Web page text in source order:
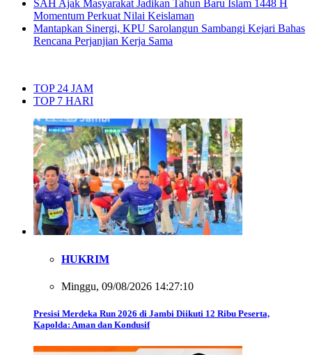
SAH Ajak Masyarakat Jadikan Tahun Baru Islam 1448 H
Momentum Perkuat Nilai Keislaman
Mantapkan Sinergi, KPU Sarolangun Sambangi Kejari Bahas
Rencana Perjanjian Kerja Sama
TOP 24 JAM
TOP 7 HARI
HUKRIM
Minggu, 09/08/2026 14:27:10
Presisi Merdeka Run 2026 di Jambi Diikuti 12 Ribu Peserta,
Kapolda: Aman dan Kondusif